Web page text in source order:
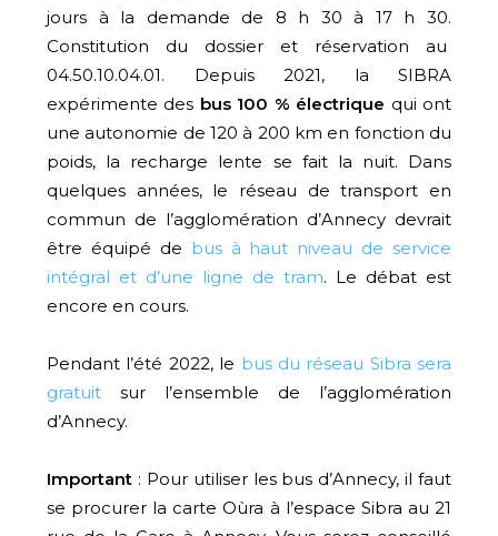
jours à la demande de 8 h 30 à 17 h 30.
Constitution du dossier et réservation au
04.50.10.04.01. Depuis 2021, la SIBRA
expérimente des bus 100 % électrique qui ont
une autonomie de 120 à 200 km en fonction du
poids, la recharge lente se fait la nuit. Dans
quelques années, le réseau de transport en
commun de l’agglomération d’Annecy devrait
être équipé de bus à haut niveau de service
intégral et d’une ligne de tram. Le débat est
encore en cours.
Pendant l’été 2022, le bus du réseau Sibra sera
gratuit sur l’ensemble de l’agglomération
d’Annecy.
Important : Pour utiliser les bus d’Annecy, il faut
se procurer la carte Oùra à l’espace Sibra au 21